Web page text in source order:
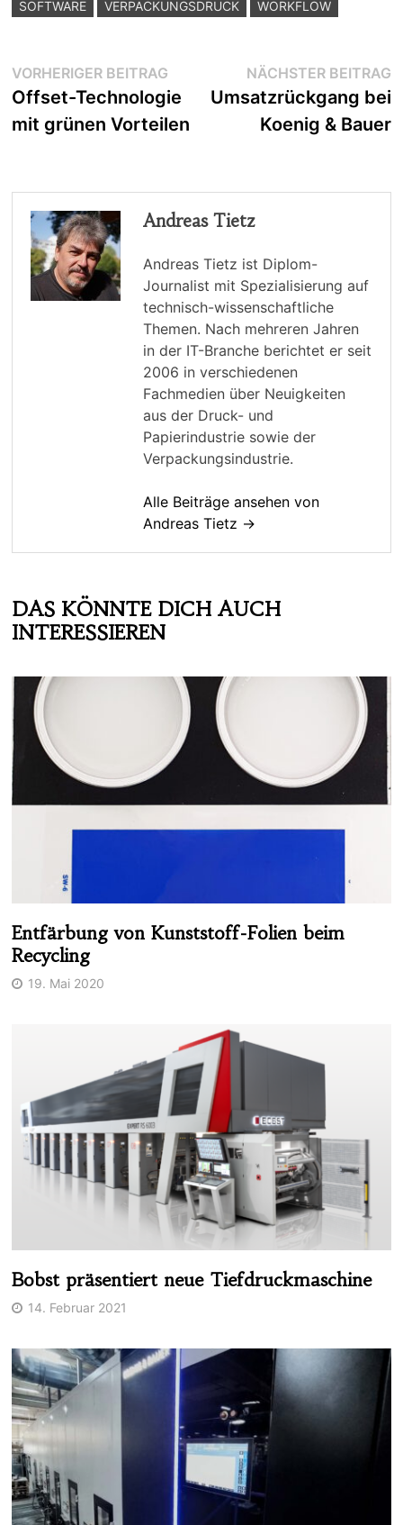
SOFTWARE VERPACKUNGSDRUCK WORKFLOW
Beitragsnavigation
VORHERIGER BEITRAGVorheriger
Beitrag:
Offset-Technologie
mit grünen Vorteilen
NÄCHSTER BEITRAG
Umsatzrückgang bei
Koenig & Bauer
Andreas Tietz
Andreas Tietz ist Diplom-
Journalist mit Spezialisierung auf
technisch-wissenschaftliche
Themen. Nach mehreren Jahren
in der IT-Branche berichtet er seit
2006 in verschiedenen
Fachmedien über Neuigkeiten
aus der Druck- und
Papierindustrie sowie der
Verpackungsindustrie.
Alle Beiträge ansehen von
Andreas Tietz →
DAS KÖNNTE DICH AUCH
INTERESSIEREN
Entfärbung von Kunststoff-Folien beim
Recycling
19. Mai 2020
Bobst präsentiert neue Tiefdruckmaschine
14. Februar 2021